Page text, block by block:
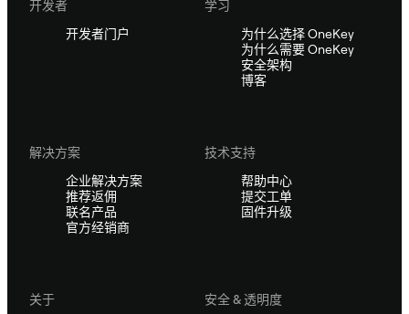
开发者
开发者门户
学习
为什么选择 OneKey
为什么需要 OneKey
安全架构
博客
解决方案
企业解决方案
推荐返佣
联名产品
官方经销商
技术支持
帮助中心
提交工单
固件升级
关于
安全 & 透明度